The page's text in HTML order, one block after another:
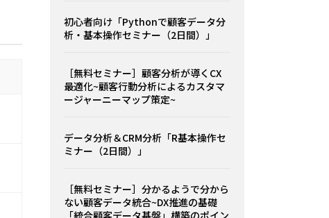
初心者向け「Pythonで顧客データ分
析・基本操作セミナー（2日間）」
［無料セミナー］顧客分析が導くCX
最適化~顧客行動分析によるカスタマ
ージャーニーマップ策定~
データ分析＆CRM分析「R基本操作セ
ミナー（2日間）」
［無料セミナー］分かるようで分から
ない顧客データ統合~DX推進の基礎
「統合顧客データ基盤」構築のポイン